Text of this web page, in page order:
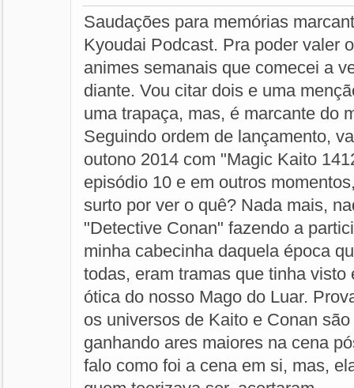
Saudações para memórias
Kyoudai Podcast. Pra poder valer
animes semanais que comecei a
diante. Vou citar dois e uma
uma trapaça, mas, é marcante do
Seguindo ordem de lançamento,
outono 2014 com "Magic Kaito
episódio 10 e em outros
surto por ver o quê? Nada mais,
"Detective Conan" fazendo a
minha cabecinha daquela época
todas, eram tramas que tinha visto
ótica do nosso Mago do Luar.
os universos de Kaito e Conan
ganhando ares maiores na cena
falo como foi a cena em si, mas,